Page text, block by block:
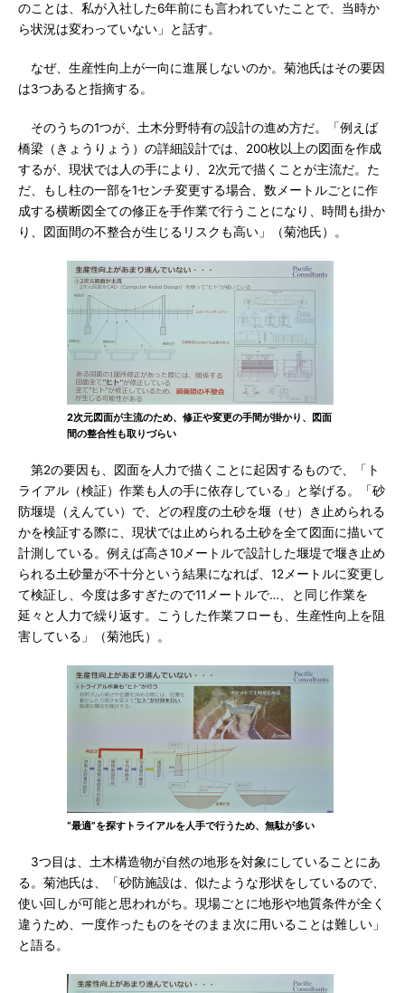
のことは、私が入社した6年前にも言われていたことで、当時か
ら状況は変わっていない」と話す。
なぜ、生産性向上が一向に進展しないのか。菊池氏はその要因
は3つあると指摘する。
そのうちの1つが、土木分野特有の設計の進め方だ。「例えば
橋梁（きょうりょう）の詳細設計では、200枚以上の図面を作成
するが、現状では人の手により、2次元で描くことが主流だ。た
だ、もし柱の一部を1センチ変更する場合、数メートルごとに作
成する横断図全ての修正を手作業で行うことになり、時間も掛か
り、図面間の不整合が生じるリスクも高い」（菊池氏）。
2次元図面が主流のため、修正や変更の手間が掛かり、図面
間の整合性も取りづらい
第2の要因も、図面を人力で描くことに起因するもので、「ト
ライアル（検証）作業も人の手に依存している」と挙げる。「砂
防堰堤（えんてい）で、どの程度の土砂を堰（せ）き止められる
かを検証する際に、現状では止められる土砂を全て図面に描いて
計測している。例えば高さ10メートルで設計した堰堤で堰き止め
られる土砂量が不十分という結果になれば、12メートルに変更し
て検証し、今度は多すぎたので11メートルで…、と同じ作業を
延々と人力で繰り返す。こうした作業フローも、生産性向上を阻
害している」（菊池氏）。
“最適”を探すトライアルを人手で行うため、無駄が多い
3つ目は、土木構造物が自然の地形を対象にしていることにあ
る。菊池氏は、「砂防施設は、似たような形状をしているので、
使い回しが可能と思われがち。現場ごとに地形や地質条件が全く
違うため、一度作ったものをそのまま次に用いることは難しい」
と語る。